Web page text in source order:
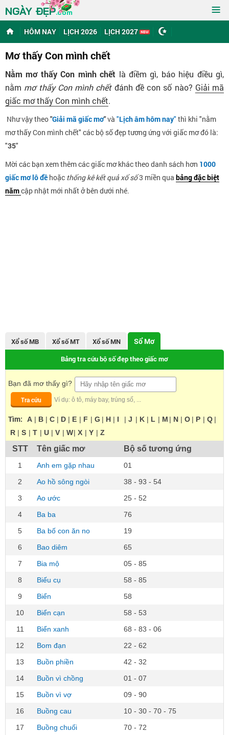
NGÀY ĐẸP.com ≡
HÔM NAY LỊCH 2026 LỊCH 2027
Mơ thấy Con mình chết
Nằm mơ thấy Con mình chết là điềm gì, báo hiệu điều gì,
nằm mơ thấy Con mình chếtđánh đề con số nào? Giải mã
giấc mơ thấy Con mình chết.
Như vậy theo"Giải mã giấc mơ"và "Lịch âm hôm nay" thì khi "nằm
mơ thấy Con mình chết" các bộ số đẹp tương ứng với giấc mơ đó là:
"35"
Mời các bạn xem thêm các giấc mơ khác theo danh sách hơn 1000
giấc mơ lô đề hoặc thống kê kết quả xổ số3 miền qua bảng đặc biệt
nămcập nhật mới nhất ở bên dưới nhé.
Xổ số MB Xổ số MT Xổ số MN Sổ Mơ
Bảng tra cứu bộ số đẹp theo giấc mơ
Bạn đã mơ thấy gì?
Tra cứu
Ví dụ: ô tô, máy bay, trúng số, ...
Tìm: A | B | C | D | E | F | G | H | I | J | K | L | M | N | O | P | Q |
R | S | T | U | V | W| X | Y | Z
STT Tên giấc mơ Bộ số tương ứng
1 Anh em gặp nhau
01
2
Ao hồ sông ngòi
38 - 93 - 54
3
Ao ước
25 - 52
4
Ba ba
76
5
Ba bố con ăn no
19
6
Bao diêm
65
7
Bia mộ
05 - 85
8
Biếu cụ
58 - 85
9
Biển
58
10
Biển cạn
58 - 53
11
Biển xanh
68 - 83 - 06
12
Bom đạn
22 - 62
13
Buồn phiền
42 - 32
14
Buồn vì chồng
01 - 07
15
Buồn vì vợ
09 - 90
16
Buồng cau
10 - 30 - 70 - 75
17
Buồng chuối
70 - 72